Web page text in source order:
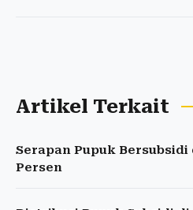
Artikel Terkait
Serapan Pupuk Bersubsidi
Persen